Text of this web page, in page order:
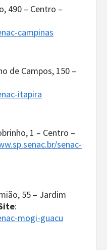
490 – Centro –
campinas
de Campos, 150 –
itapira
1 – Centro –
senac-
55 – Jardim
:
mogi-guacu